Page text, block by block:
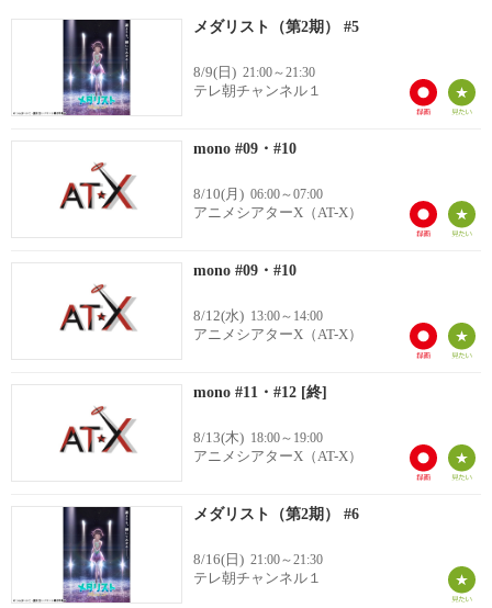
メダリスト（第2期） #5
8/9(日) 21:00～21:30
テレ朝チャンネル１
mono #09・#10
8/10(月) 06:00～07:00
アニメシアターX（AT-X）
mono #09・#10
8/12(水) 13:00～14:00
アニメシアターX（AT-X）
mono #11・#12 [終]
8/13(木) 18:00～19:00
アニメシアターX（AT-X）
メダリスト（第2期） #6
8/16(日) 21:00～21:30
テレ朝チャンネル１